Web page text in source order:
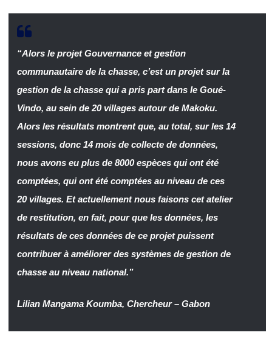
“Alors le projet Gouvernance et gestion
communautaire de la chasse, c’est un projet sur la
gestion de la chasse qui a pris part dans le Goué-
Vindo, au sein de 20 villages autour de Makoku.
Alors les résultats montrent que, au total, sur les 14
sessions, donc 14 mois de collecte de données,
nous avons eu plus de 8000 espèces qui ont été
comptées, qui ont été comptées au niveau de ces
20 villages. Et actuellement nous faisons cet atelier
de restitution, en fait, pour que les données, les
résultats de ces données de ce projet puissent
contribuer à améliorer des systèmes de gestion de
chasse au niveau national.”
Lilian Mangama Koumba, Chercheur – Gabon